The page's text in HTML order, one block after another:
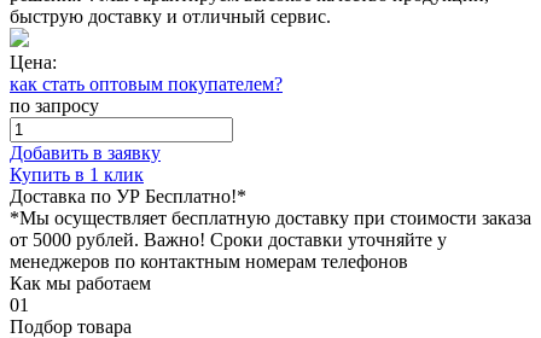
быструю доставку и отличный сервис.
Цена:
как стать оптовым покупателем?
по запросу
Добавить в заявку
Купить в 1 клик
Доставка по УР Бесплатно!*
*Мы осуществляет бесплатную доставку при стоимости заказа
от 5000 рублей. Важно! Сроки доставки уточняйте у
менеджеров по контактным номерам телефонов
Как мы работаем
01
Подбор товара